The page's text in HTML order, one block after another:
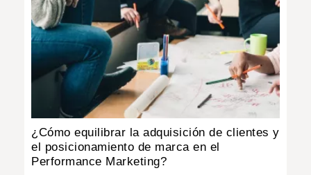
¿Cómo equilibrar la adquisición de clientes y
el posicionamiento de marca en el
Performance Marketing?